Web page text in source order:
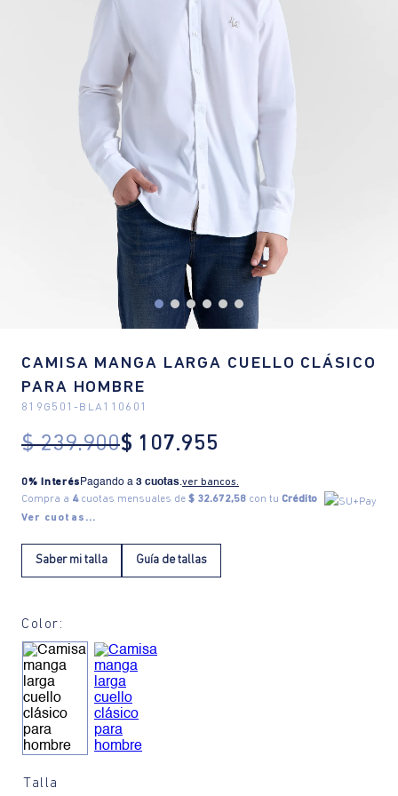
CAMISA MANGA LARGA CUELLO CLÁSICO
PARA HOMBRE
819G501- BLA110601
$ 239.900$ 107.955
0% Interés Pagando a 3 cuotas.ver bancos.
Compra a 4cuotas mensuales de $ 32.672,58 con tu Crédito
Ver cuotas...
Saber mi talla Guía de tallas
Color:
Talla